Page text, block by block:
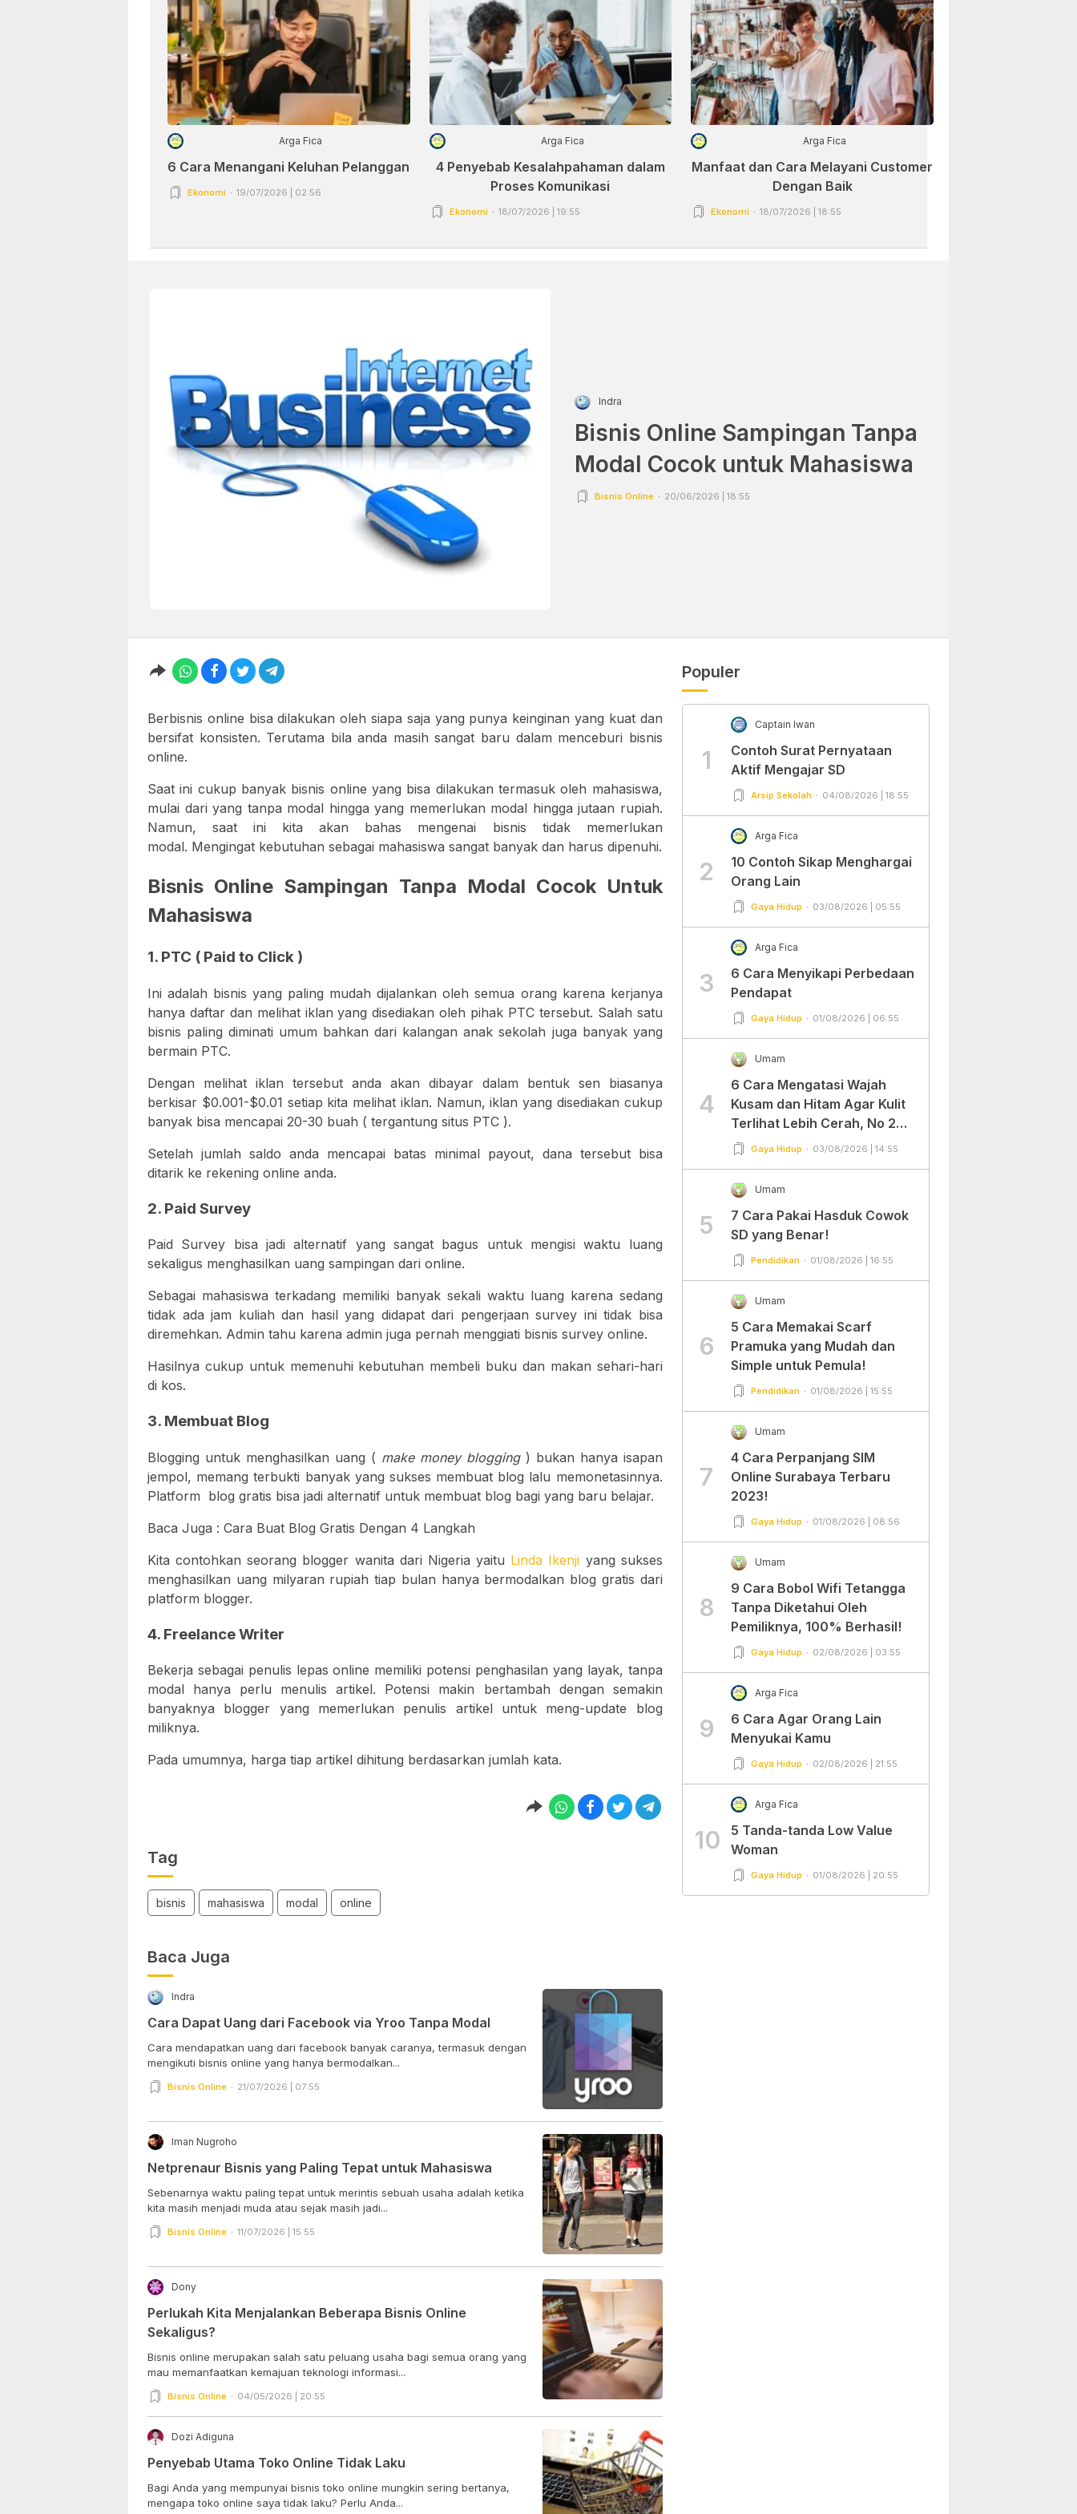
Arga Fica
6 Cara Menangani Keluhan Pelanggan
Ekonomi 19/07/2026 | 02:56
Arga Fica
4 Penyebab Kesalahpahaman dalam
Proses Komunikasi
Ekonomi 18/07/2026 | 19:55
Arga Fica
Manfaat dan Cara Melayani Customer
Dengan Baik
Ekonomi 18/07/2026 | 18:55
Indra
Bisnis Online Sampingan Tanpa
Modal Cocok untuk Mahasiswa
Bisnis Online 20/06/2026 | 18:55
Berbisnis online bisa dilakukan oleh siapa saja yang punya keinginan yang kuat dan
bersifat konsisten. Terutama bila anda masih sangat baru dalam menceburi bisnis
online.
Saat ini cukup banyak bisnis online yang bisa dilakukan termasuk oleh mahasiswa,
mulai dari yang tanpa modal hingga yang memerlukan modal hingga jutaan rupiah.
Namun, saat ini kita akan bahas mengenai bisnis tidak memerlukan
modal. Mengingat kebutuhan sebagai mahasiswa sangat banyak dan harus dipenuhi.
Bisnis Online Sampingan Tanpa Modal Cocok Untuk
Mahasiswa
1. PTC ( Paid to Click )
Ini adalah bisnis yang paling mudah dijalankan oleh semua orang karena kerjanya
hanya daftar dan melihat iklan yang disediakan oleh pihak PTC tersebut. Salah satu
bisnis paling diminati umum bahkan dari kalangan anak sekolah juga banyak yang
bermain PTC.
Dengan melihat iklan tersebut anda akan dibayar dalam bentuk sen biasanya
berkisar $0.001-$0.01 setiap kita melihat iklan. Namun, iklan yang disediakan cukup
banyak bisa mencapai 20-30 buah ( tergantung situs PTC ).
Setelah jumlah saldo anda mencapai batas minimal payout, dana tersebut bisa
ditarik ke rekening online anda.
2. Paid Survey
Paid Survey bisa jadi alternatif yang sangat bagus untuk mengisi waktu luang
sekaligus menghasilkan uang sampingan dari online.
Sebagai mahasiswa terkadang memiliki banyak sekali waktu luang karena sedang
tidak ada jam kuliah dan hasil yang didapat dari pengerjaan survey ini tidak bisa
diremehkan. Admin tahu karena admin juga pernah menggiati bisnis survey online.
Hasilnya cukup untuk memenuhi kebutuhan membeli buku dan makan sehari-hari
di kos.
3. Membuat Blog
Blogging untuk menghasilkan uang ( make money blogging ) bukan hanya isapan
jempol, memang terbukti banyak yang sukses membuat blog lalu memonetasinnya.
Platform blog gratis bisa jadi alternatif untuk membuat blog bagi yang baru belajar.
Baca Juga : Cara Buat Blog Gratis Dengan 4 Langkah
Kita contohkan seorang blogger wanita dari Nigeria yaitu Linda Ikenji yang sukses
menghasilkan uang milyaran rupiah tiap bulan hanya bermodalkan blog gratis dari
platform blogger.
4. Freelance Writer
Bekerja sebagai penulis lepas online memiliki potensi penghasilan yang layak, tanpa
modal hanya perlu menulis artikel. Potensi makin bertambah dengan semakin
banyaknya blogger yang memerlukan penulis artikel untuk meng-update blog
miliknya.
Pada umumnya, harga tiap artikel dihitung berdasarkan jumlah kata.
Tag
bisnis mahasiswa modal online
Baca Juga
Indra
Cara Dapat Uang dari Facebook via Yroo Tanpa Modal
Cara mendapatkan uang dari facebook banyak caranya, termasuk dengan
mengikuti bisnis online yang hanya bermodalkan...
Bisnis Online 21/07/2026 | 07:55
Iman Nugroho
Netprenaur Bisnis yang Paling Tepat untuk Mahasiswa
Sebenarnya waktu paling tepat untuk merintis sebuah usaha adalah ketika
kita masih menjadi muda atau sejak masih jadi...
Bisnis Online 11/07/2026 | 15:55
Dony
Perlukah Kita Menjalankan Beberapa Bisnis Online
Sekaligus?
Bisnis online merupakan salah satu peluang usaha bagi semua orang yang
mau memanfaatkan kemajuan teknologi informasi...
Bisnis Online 04/05/2026 | 20:55
Dozi Adiguna
Penyebab Utama Toko Online Tidak Laku
Bagi Anda yang mempunyai bisnis toko online mungkin sering bertanya,
mengapa toko online saya tidak laku? Perlu Anda...
Populer
1
Captain Iwan
Contoh Surat Pernyataan
Aktif Mengajar SD
Arsip Sekolah 04/08/2026 | 18:55
2
Arga Fica
10 Contoh Sikap Menghargai
Orang Lain
Gaya Hidup 03/08/2026 | 05:55
3
Arga Fica
6 Cara Menyikapi Perbedaan
Pendapat
Gaya Hidup 01/08/2026 | 06:55
4
Umam
6 Cara Mengatasi Wajah
Kusam dan Hitam Agar Kulit
Terlihat Lebih Cerah, No 2
Gampang Banget dan Mudah
Gaya Hidup 03/08/2026 | 14:55
5
Umam
7 Cara Pakai Hasduk Cowok
SD yang Benar!
Pendidikan 01/08/2026 | 16:55
6
Umam
5 Cara Memakai Scarf
Pramuka yang Mudah dan
Simple untuk Pemula!
Pendidikan 01/08/2026 | 15:55
7
Umam
4 Cara Perpanjang SIM
Online Surabaya Terbaru
2023!
Gaya Hidup 01/08/2026 | 08:56
8
Umam
9 Cara Bobol Wifi Tetangga
Tanpa Diketahui Oleh
Pemiliknya, 100% Berhasil!
Gaya Hidup 02/08/2026 | 03:55
9
Arga Fica
6 Cara Agar Orang Lain
Menyukai Kamu
Gaya Hidup 02/08/2026 | 21:55
10
Arga Fica
5 Tanda-tanda Low Value
Woman
Gaya Hidup 01/08/2026 | 20:55